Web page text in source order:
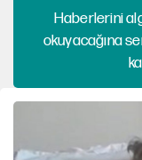
Haberlerini
okuyacağına